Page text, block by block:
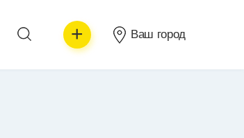
+ Ваш город